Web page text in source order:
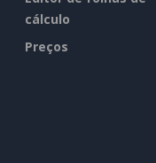
cálculo
Preços